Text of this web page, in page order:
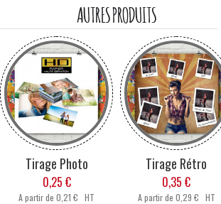
AUTRES PRODUITS
Tirage Photo
0,25 €
A partir de 0,21 € HT
Tirage Rétro
0,35 €
A partir de 0,29 € HT